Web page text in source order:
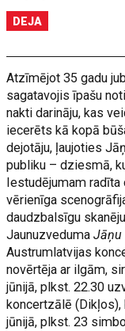
DEJA
Atzīmējot 35 gadu
sagatavojis īpašu
nakti darināju, kas
iecerēts kā kopā
dejotāju, ļaujoties
publiku – dziesmā,
Iestudējumam radīta
vērienīga
daudzbalsīgu
Jaunuzveduma Jāņu
Austrumlatvijas
novērtēja ar ilgām,
jūnijā, plkst. 22.30
koncertzālē (Dikļos),
jūnijā, plkst. 23